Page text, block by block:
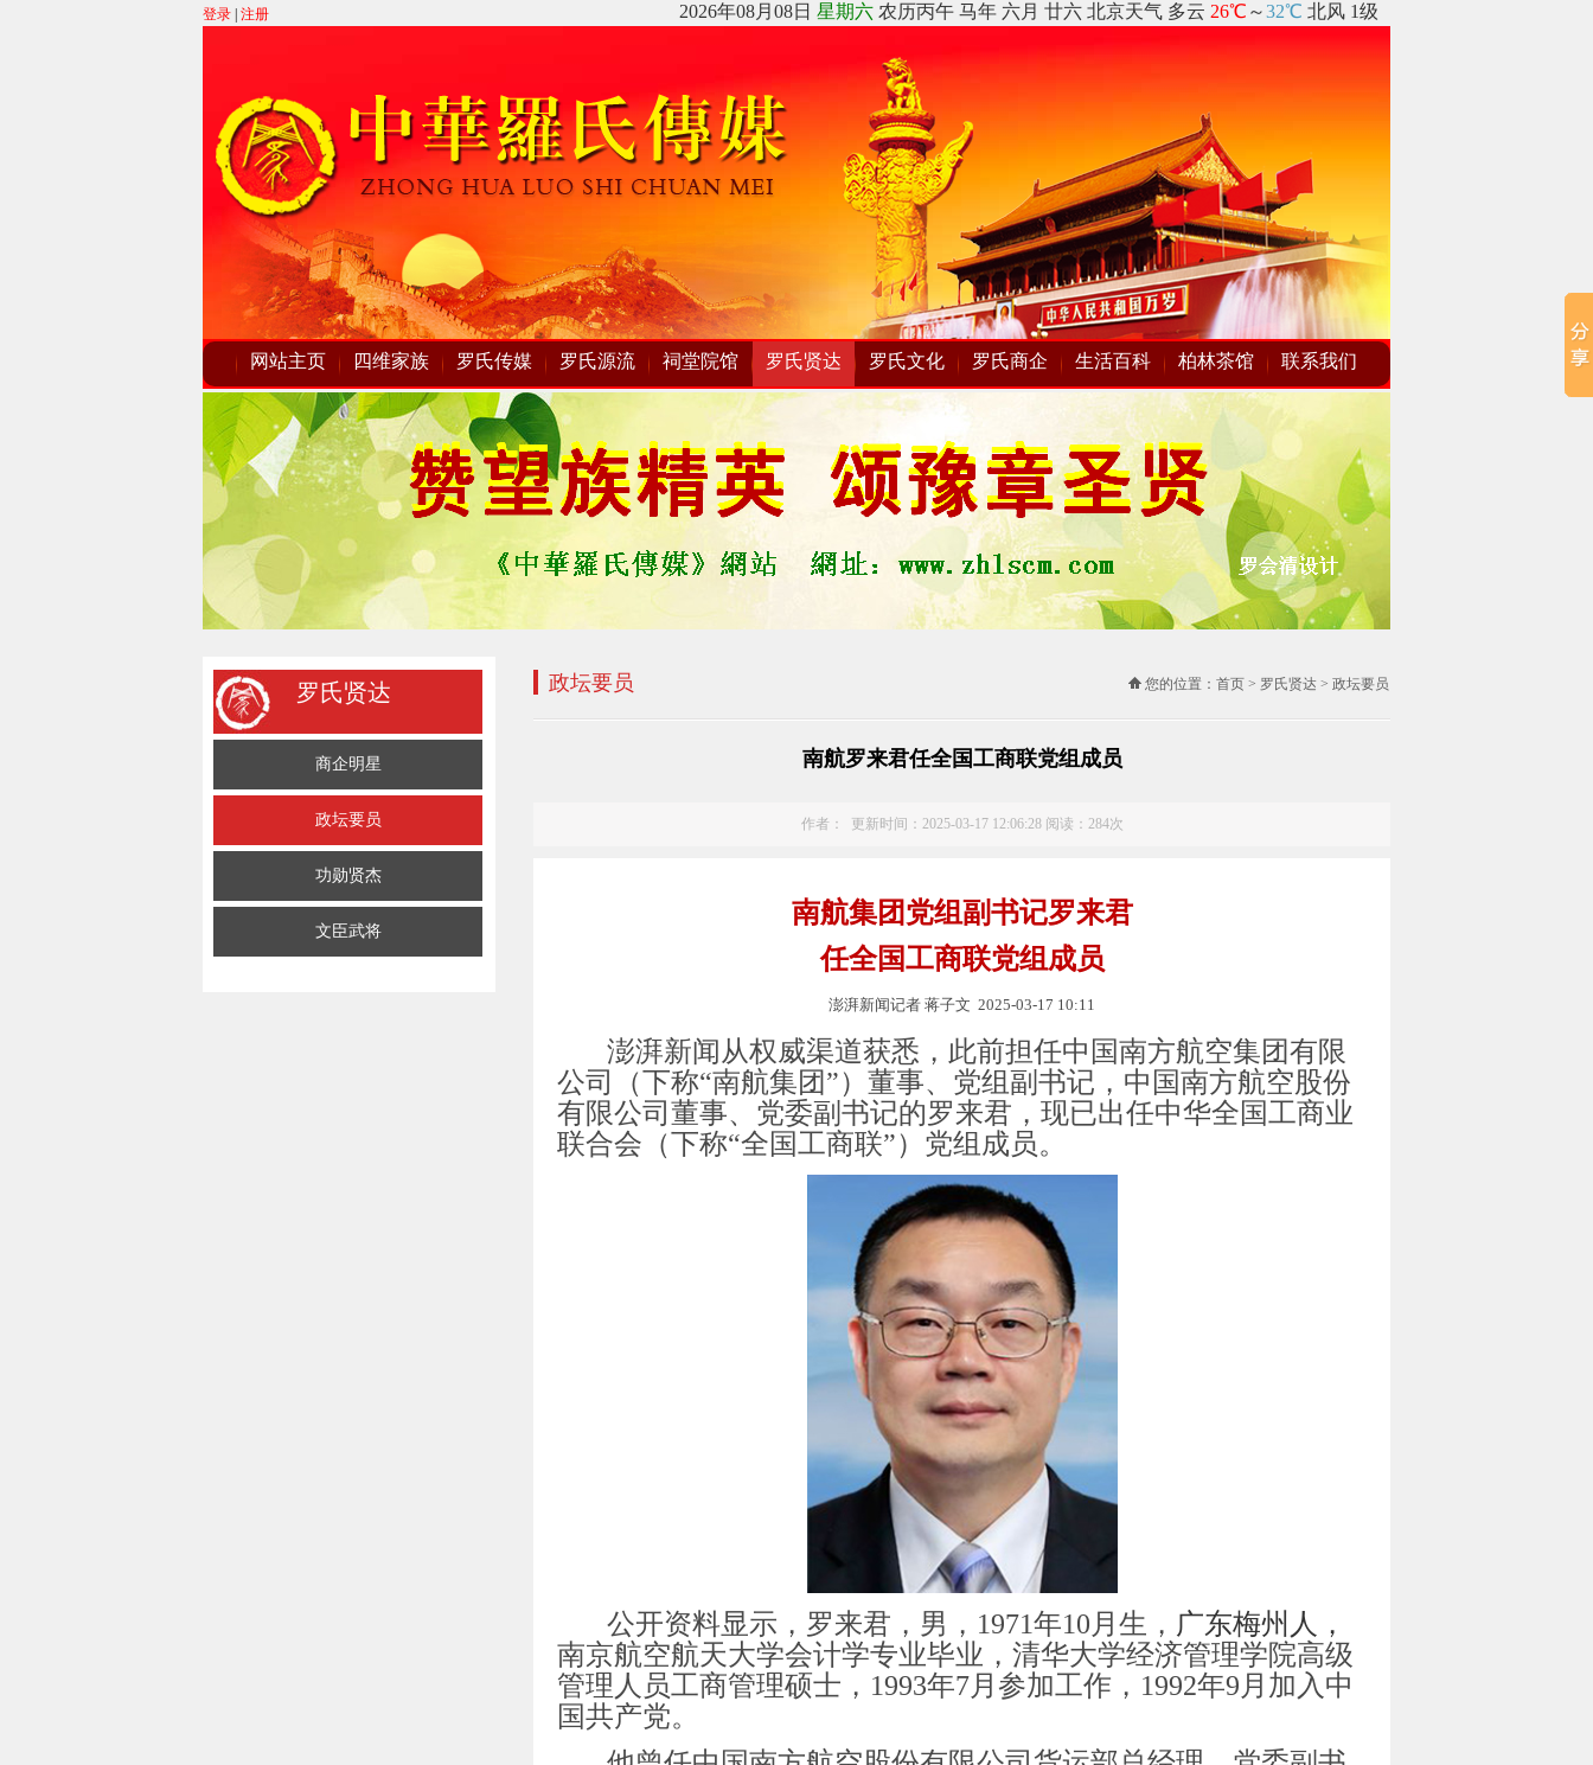
登录 注册
网站主页 四维家族 罗氏传媒 罗氏源流 祠堂院馆 罗氏贤达 罗氏文化 罗氏商企 生活百科 柏林茶馆 联系我们
罗氏贤达
商企明星
政坛要员
功勋贤杰
文臣武将
政坛要员 您的位置： 首页 > 罗氏贤达 > 政坛要员
南航罗来君任全国工商联党组成员
作者： 更新时间：2025-03-17 12:06:28 阅读： 284次
南航集团党组副书记罗来君
任全国工商联党组成员
澎湃新闻记者 蒋子文 2025-03-17 10:11
澎湃新闻从权威渠道获悉，此前担任中国南方航空集团有限
公司（下称“南航集团”）董事、党组副书记，中国南方航空股份
有限公司董事、党委副书记的罗来君，现已出任中华全国工商业
联合会（下称“全国工商联”）党组成员。
公开资料显示，罗来君，男，1971年10月生， 广东梅州人，
南京航空航天大学会计学专业毕业，清华大学经济管理学院高级
管理人员工商管理硕士，1993年7月参加工作，1992年9月加入中
国共产党。